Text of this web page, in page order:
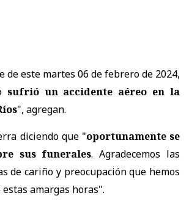
de este martes 06 de febrero de 2024,
sufrió un accidente aéreo en la
", agregan.
diciendo que "oportunamente se
sus funerales. Agradecemos las
de cariño y preocupación que hemos
amargas horas".